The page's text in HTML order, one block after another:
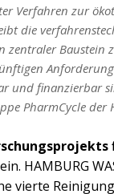
Verfahren zur
die
zentraler Baustein
und finanzierbar
PharmCycle der
HAMBURG
vierte